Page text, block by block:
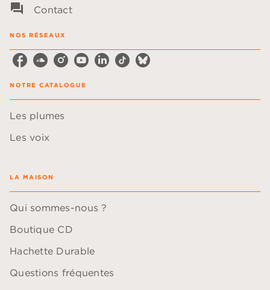
question_answer Contact
NOS RÉSEAUX
NOTRE CATALOGUE
Les plumes
Les voix
LA MAISON
Qui sommes-nous ?
Boutique CD
Hachette Durable
Questions fréquentes